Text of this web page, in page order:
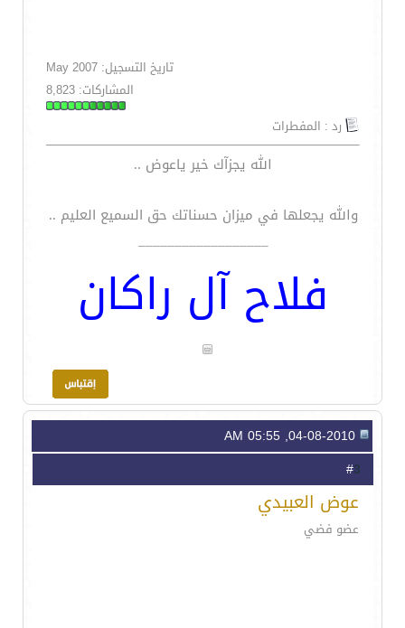
تاريخ التسجيل: May 2007
المشاركات: 8,823
رد : المفطرات
الله يجزآك خير ياعوض ..
والله يجعلها في ميزان حسناتك حق السميع العليم ..
__________________
فلاح آل راكان
3
عوض العبيدي
عضو فضي